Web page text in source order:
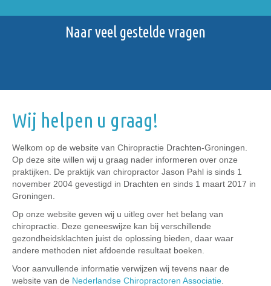
Naar veel gestelde vragen
Wij helpen u graag!
Welkom op de website van Chiropractie Drachten-Groningen.
Op deze site willen wij u graag nader informeren over onze
praktijken. De praktijk van chiropractor Jason Pahl is sinds 1
november 2004 gevestigd in Drachten en sinds 1 maart 2017 in
Groningen.
Op onze website geven wij u uitleg over het belang van
chiropractie. Deze geneeswijze kan bij verschillende
gezondheidsklachten juist de oplossing bieden, daar waar
andere methoden niet afdoende resultaat boeken.
Voor aanvullende informatie verwijzen wij tevens naar de
website van de Nederlandse Chiropractoren Associatie